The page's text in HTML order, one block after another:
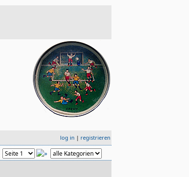
log in | registrieren